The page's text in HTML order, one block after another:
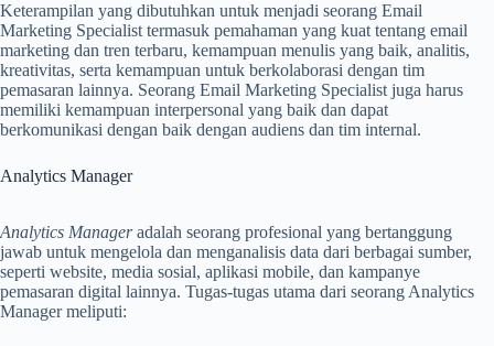
Keterampilan yang dibutuhkan untuk menjadi seorang Email
Marketing Specialist termasuk pemahaman yang kuat tentang email
marketing dan tren terbaru, kemampuan menulis yang baik, analitis,
kreativitas, serta kemampuan untuk berkolaborasi dengan tim
pemasaran lainnya. Seorang Email Marketing Specialist juga harus
memiliki kemampuan interpersonal yang baik dan dapat
berkomunikasi dengan baik dengan audiens dan tim internal.
Analytics Manager
Analytics Manageradalah seorang profesional yang bertanggung
jawab untuk mengelola dan menganalisis data dari berbagai sumber,
seperti website, media sosial, aplikasi mobile, dan kampanye
pemasaran digital lainnya. Tugas-tugas utama dari seorang Analytics
Manager meliputi: